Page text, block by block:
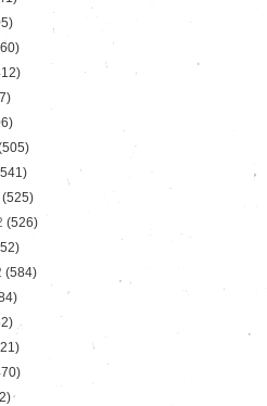
(525)
(526)
(584)